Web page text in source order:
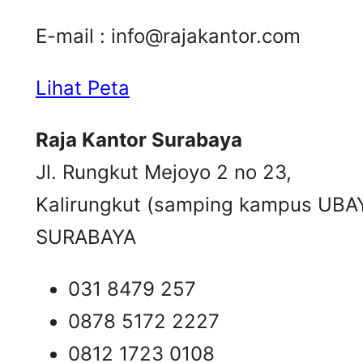
E-mail : info@rajakantor.com
Lihat Peta
Raja Kantor Surabaya
Jl. Rungkut Mejoyo 2 no 23,
Kalirungkut (samping kampus
SURABAYA
031 8479 257
0878 5172 2227
0812 1723 0108